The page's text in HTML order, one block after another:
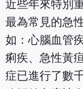
近些年來特別
最為常見的急
如：心腦血管
痢疾、急性黃
症已進行了數